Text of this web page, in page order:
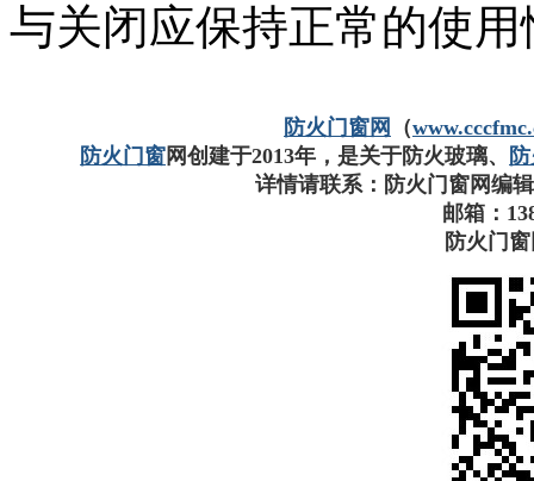
与关闭应保持正常的使
防火门窗网 （
防火门窗网创建于2013年，是关于防火玻璃、
详情请联系：防火门窗网编辑
邮箱：
防火门